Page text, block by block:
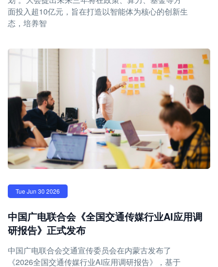
面投入超10亿元，旨在打造以智能体为核心的创新生
态，培养智
Tue Jun 30 2026
中国广电联合会《全国交通传媒行业AI应用调
研报告》正式发布
中国广电联合会交通宣传委员会在内蒙古发布了
《2026全国交通传媒行业AI应用调研报告》，基于